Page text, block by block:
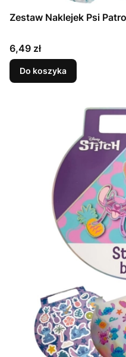
Zestaw Naklejek Psi
Cena
6,49 zł
Do koszyka